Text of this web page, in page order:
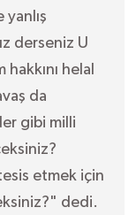
yanlış
derseniz U
helal
da
gibi milli
etmek için
dedi.